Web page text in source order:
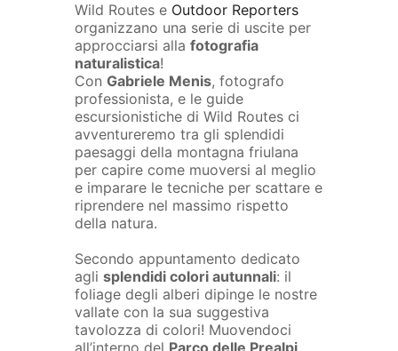
Wild Routes e Outdoor Reporters
organizzano una serie di uscite per
approcciarsi alla fotografia
naturalistica!
Con Gabriele Menis, fotografo
professionista, e le guide
escursionistiche di Wild Routes ci
avventureremo tra gli splendidi
paesaggi della montagna friulana
per capire come muoversi al meglio
e imparare le tecniche per scattare e
riprendere nel massimo rispetto
della natura.
Secondo appuntamento dedicato
agli splendidi colori autunnali: il
foliage degli alberi dipinge le nostre
vallate con la sua suggestiva
tavolozza di colori! Muovendoci
all’interno del Parco delle Prealpi